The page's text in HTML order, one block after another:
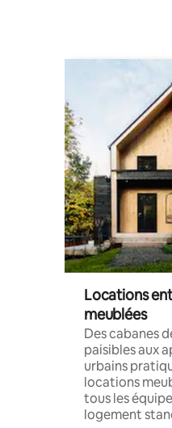
Locations
meublées
Des cabanes
paisibles aux
urbains
locations
tous les
logement